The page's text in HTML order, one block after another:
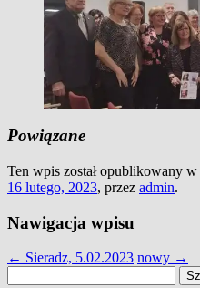
Powiązane
Ten wpis został opublikowany w
16 lutego, 2023, przez admin.
Nawigacja wpisu
← Sieradz, 5.02.2023 nowy →